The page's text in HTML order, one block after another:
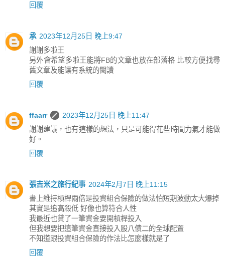
回覆
承 2023年12月25日 晚上9:47
謝謝多啦王
另外會希望多啦王能將FB的文章也放在部落格 比較方便找尋
舊文章及能讓有系統的閱讀
回覆
ffaarr
2023年12月25日 晚上11:47
謝謝建議，也有這樣的想法，只是可能得花些時間力氣才能做
好。
回覆
張吉米之旅行紀事 2024年2月7日 晚上11:15
書上維持槓桿兩倍是投資組合保險的做法怕短期波動太大爆掉
其實是追高殺低 好像也算符合人性
我最近也貸了一筆資金要開槓桿投入
但我想要把這筆資金直接投入股八債二的全球配置
不知道跟投資組合保險的作法比怎麼樣就是了
回覆